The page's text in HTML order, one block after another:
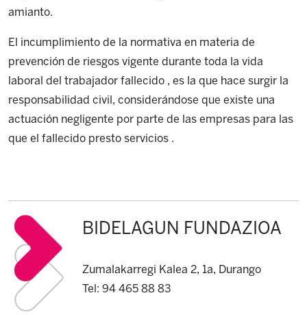
amianto.
El incumplimiento de la normativa en materia de
prevención de riesgos vigente durante toda la vida
laboral del trabajador fallecido , es la que hace surgir la
responsabilidad civil, considerándose que existe una
actuación negligente por parte de las empresas para las
que el fallecido presto servicios .
BIDELAGUN FUNDAZIOA
Zumalakarregi Kalea 2, 1a, Durango
Tel: 94 465 88 83